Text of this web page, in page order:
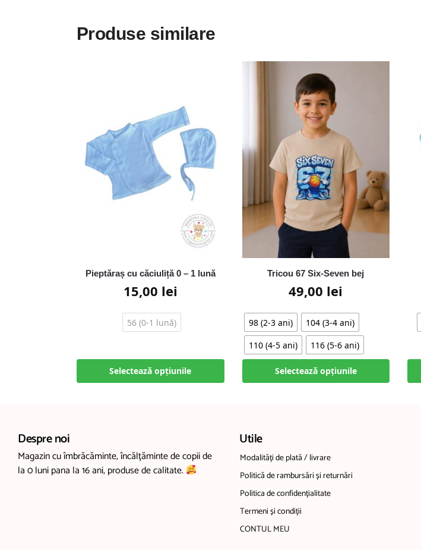
Produse similare
Pieptăraș cu căciuliță 0 – 1 lună
15,00 lei
56 (0-1 lună)
Selectează opțiunile
Tricou 67 Six-Seven bej
49,00 lei
98 (2-3 ani)
104 (3-4 ani)
110 (4-5 ani)
116 (5-6 ani)
Selectează opțiunile
Despre noi
Magazin cu îmbrăcăminte, încălțăminte de copii de
la 0 luni pana la 16 ani, produse de calitate.
Utile
Modalități de plată / livrare
Politică de rambursări și returnări
Politica de confidențialitate
Termeni și condiții
CONTUL MEU